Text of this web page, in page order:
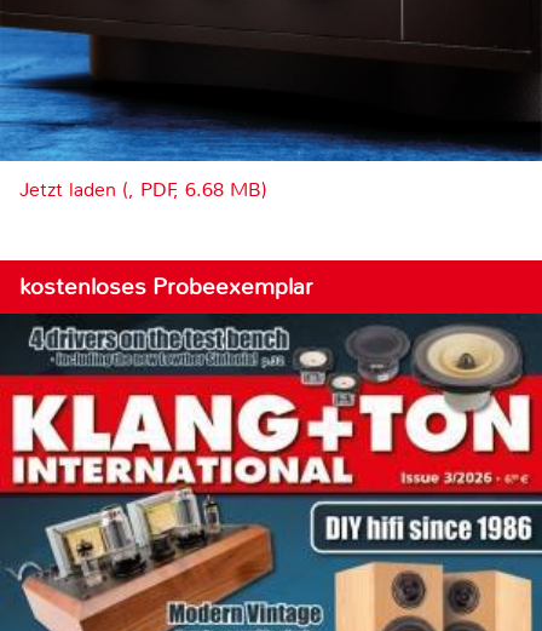
Jetzt laden (, PDF, 6.68 MB)
kostenloses Probeexemplar